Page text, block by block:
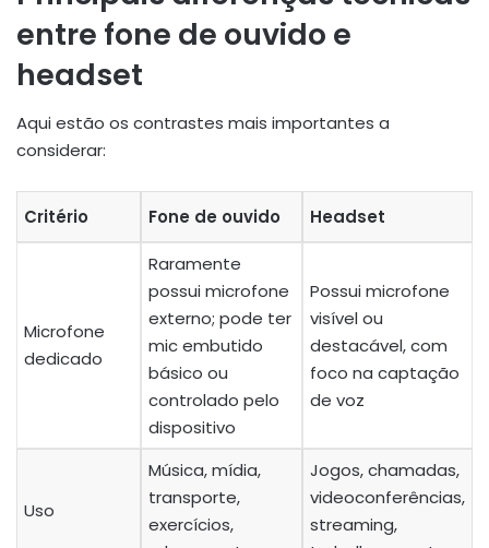
entre fone de ouvido e
headset
Aqui estão os contrastes mais importantes a
considerar:
Critério Fone de ouvido Headset
Microfone
dedicado
Raramente
possui microfone
externo; pode ter
mic embutido
básico ou
controlado pelo
dispositivo
Possui microfone
visível ou
destacável, com
foco na captação
de voz
Uso
Música, mídia,
transporte,
exercícios,
Jogos, chamadas,
videoconferências,
streaming,